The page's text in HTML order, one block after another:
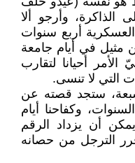
وأرجو ألا
أربع سنوات
في أيام جامعة
أحيانا لتقارب
التي لا تنسى.
ستجد قصته عن
وكفاحنا أيام
أن يزداد الرقم
الترجل من حصانه